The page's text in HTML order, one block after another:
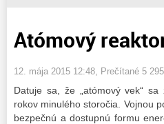
Atómový
12. mája 2015 12:48 , Prečítané 5
Datuje sa, že „atómový vek“
rokov minulého storočia. Vojnou
bezpečnú a dostupnú formu